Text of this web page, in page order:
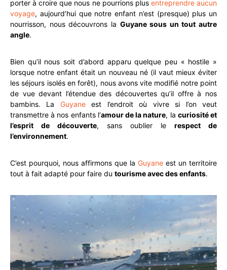
porter à croire que nous ne pourrions plus entreprendre aucun
voyage, aujourd’hui que notre enfant n’est (presque) plus un
nourrisson, nous découvrons la Guyane sous un tout autre
angle.
Bien qu’il nous soit d’abord apparu quelque peu « hostile »
lorsque notre enfant était un nouveau né (il vaut mieux éviter
les séjours isolés en forêt), nous avons vite modifié notre point
de vue devant l’étendue des découvertes qu’il offre à nos
bambins. La Guyaneest l’endroit où vivre si l’on veut
transmettre à nos enfants l’amour de la nature, la curiosité et
l’esprit de découverte, sans oublier le respect de
l’environnement.
C’est pourquoi, nous affirmons que la Guyane est un territoire
tout à fait adapté pour faire du tourisme avec des enfants.